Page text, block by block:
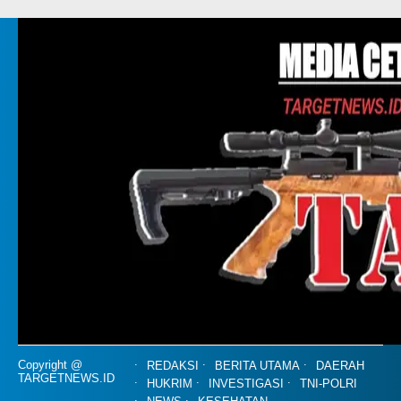
Copyright @
TARGETNEWS.ID
REDAKSI BERITA UTAMA
DAERAH
HUKRIM
INVESTIGASI
TNI-POLRI